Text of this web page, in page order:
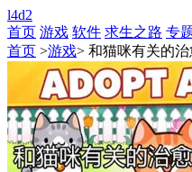
l4d2
首页 游戏 软件 求生之路 专
首页 >游戏> 和猫咪有关的